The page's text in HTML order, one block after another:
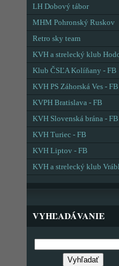
LH Dobový tábor
MHM Pohronský Ruskov
Retro sky team
KVH a strelecký klub
Klub ČSĽA Kolíňany - FB
KVH PS Záhorská Ves - FB
KVPH Bratislava - FB
KVH Slovenská brána - FB
KVH Turiec - FB
KVH Liptov - FB
KVH a strelecký klub
VYHĽADÁVANIE